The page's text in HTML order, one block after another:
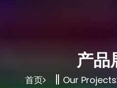
产品
首页 Our Projects